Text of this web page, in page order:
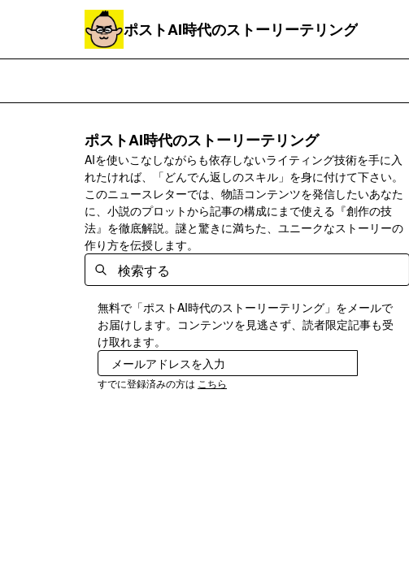
ポストAI時代のストーリーテリング
ポストAI時代のストーリーテリング
AIを使いこなしながらも依存しないライティング技術を手に入
れたければ、「どんでん返しのスキル」を身に付けて下さい。
このニュースレターでは、物語コンテンツを発信したいあなた
に、小説のプロットから記事の構成にまで使える『創作の技
法』を徹底解説。謎と驚きに満ちた、ユニークなストーリーの
作り方を伝授します。
無料で「ポストAI時代のストーリーテリング」をメールで
お届けします。コンテンツを見逃さず、読者限定記事も受
け取れます。
すでに登録済みの方は こちら